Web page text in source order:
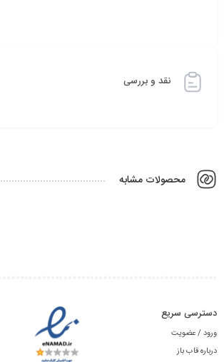
نقد و بررسی
محصولات مشابه
دسترسی سریع
ورود / عضویت
درباره قاب باز